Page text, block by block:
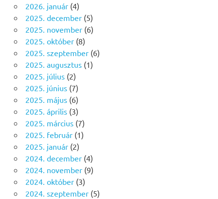
2026. január(4)
2025. december(5)
2025. november(6)
2025. október(8)
2025. szeptember(6)
2025. augusztus(1)
2025. július(2)
2025. június(7)
2025. május(6)
2025. április(3)
2025. március(7)
2025. február(1)
2025. január(2)
2024. december(4)
2024. november(9)
2024. október(3)
2024. szeptember(5)